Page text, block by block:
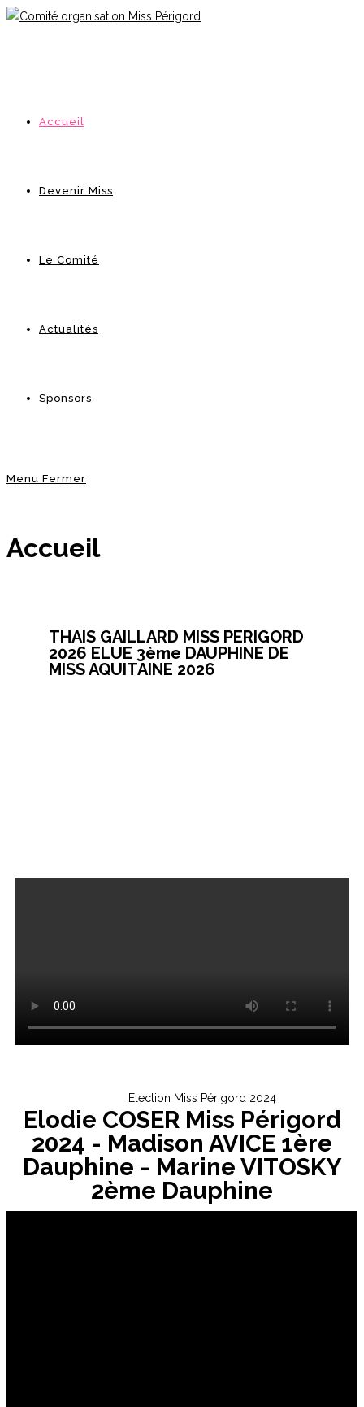
Accueil
Devenir Miss
Le Comité
Actualités
Sponsors
Menu Fermer
Accueil
THAIS GAILLARD MISS PERIGORD
2026 ELUE 3ème DAUPHINE DE
MISS AQUITAINE 2026
Election Miss Périgord 2024
Elodie COSER Miss Périgord
2024 - Madison AVICE 1ère
Dauphine - Marine VITOSKY
2ème Dauphine